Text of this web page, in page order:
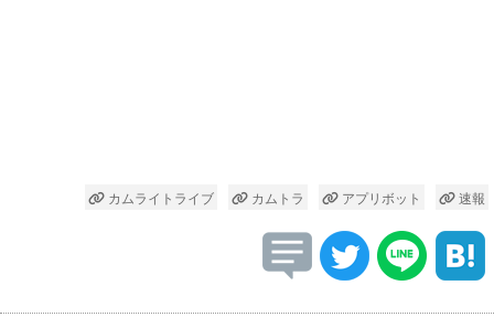
カムライトライブ カムトラ アプリボット 速報